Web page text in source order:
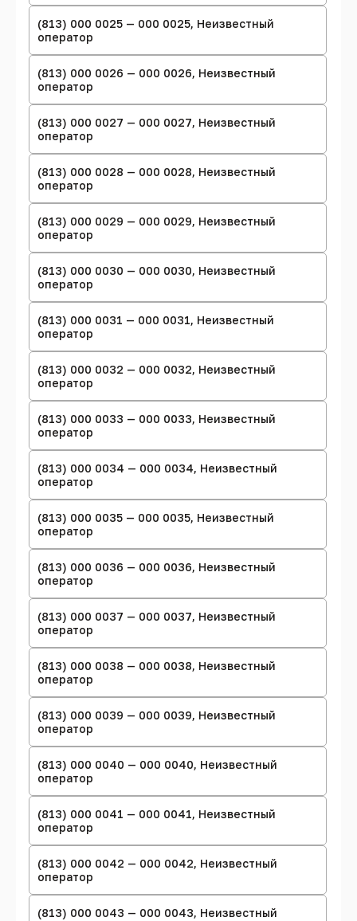
(813) 000 0025 — 000 0025, Неизвестный
оператор
(813) 000 0026 — 000 0026, Неизвестный
оператор
(813) 000 0027 — 000 0027, Неизвестный
оператор
(813) 000 0028 — 000 0028, Неизвестный
оператор
(813) 000 0029 — 000 0029, Неизвестный
оператор
(813) 000 0030 — 000 0030, Неизвестный
оператор
(813) 000 0031 — 000 0031, Неизвестный
оператор
(813) 000 0032 — 000 0032, Неизвестный
оператор
(813) 000 0033 — 000 0033, Неизвестный
оператор
(813) 000 0034 — 000 0034, Неизвестный
оператор
(813) 000 0035 — 000 0035, Неизвестный
оператор
(813) 000 0036 — 000 0036, Неизвестный
оператор
(813) 000 0037 — 000 0037, Неизвестный
оператор
(813) 000 0038 — 000 0038, Неизвестный
оператор
(813) 000 0039 — 000 0039, Неизвестный
оператор
(813) 000 0040 — 000 0040, Неизвестный
оператор
(813) 000 0041 — 000 0041, Неизвестный
оператор
(813) 000 0042 — 000 0042, Неизвестный
оператор
(813) 000 0043 — 000 0043, Неизвестный